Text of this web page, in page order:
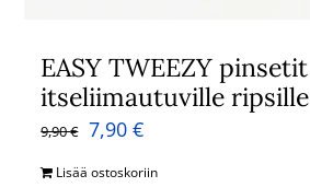
EASY TWEEZY pinsetit
itseliimautuville ripsille
9,90€ Alkuperäinen
hinta
7,90€Nykyinen
hinta
Lisää ostoskoriin